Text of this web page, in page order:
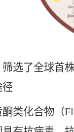
了全球首株
径
化合物（